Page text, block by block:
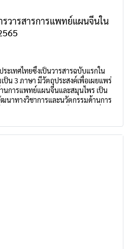
วารสารการแพทย์แผนจีนใน
ะเทศไทยซึ่งเป็นวารสารฉบับแรกใน
น 3 ภาษา มีวัตถุประสงค์เพื่อเผยแพร่
นการแพทย์แผนจีนและสมุนไพร เป็น
นาทางวิชาการและนวัตกรรมด้านการ
รเผยแพร่ 2 รูปแบบ คือ วารสารสิ่ง